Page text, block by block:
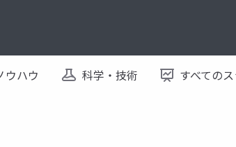
ウハウ 科学・技術 すべての